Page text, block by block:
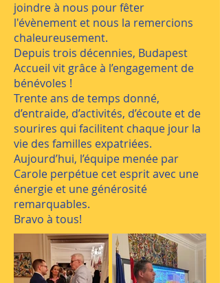
joindre à nous pour fêter
l'évènement et nous la remercions
chaleureusement.
Depuis trois décennies, Budapest
Accueil vit grâce à l’engagement de
bénévoles !
Trente ans de temps donné,
d’entraide, d’activités, d’écoute et de
sourires qui facilitent chaque jour la
vie des familles expatriées.
Aujourd’hui, l’équipe menée par
Carole perpétue cet esprit avec une
énergie et une générosité
remarquables.
Bravo à tous!